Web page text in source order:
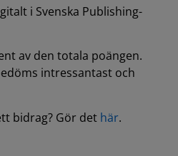
i Svenska Publishing-
av den totala poängen.
intressantast och
bidrag? Gör det här.